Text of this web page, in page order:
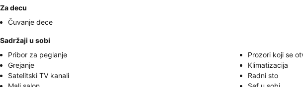
Za decu
Čuvanje dece
Sadržaji u sobi
Pribor za peglanje
Prozori koji se
Grejanje
Klimatizacija
Satelitski TV kanali
Radni sto